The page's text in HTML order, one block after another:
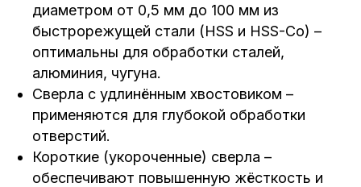
диаметром от 0,5 мм до 100 мм из
быстрорежущей стали (HSS и HSS-Co) –
оптимальны для обработки сталей,
алюминия, чугуна.
Сверла с удлинённым хвостовиком –
применяются для глубокой обработки
отверстий.
Короткие (укороченные) сверла –
обеспечивают повышенную жёсткость и